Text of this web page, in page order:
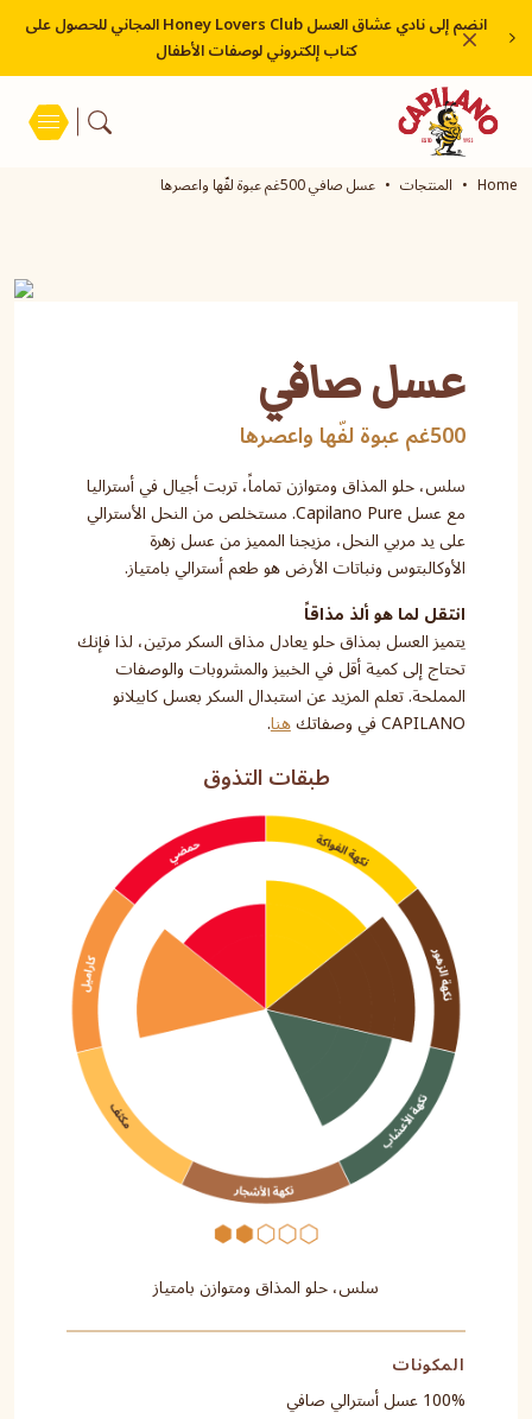
انضم إلى نادي عشاق العسل Honey Lovers Club المجاني للحصول على
كتاب إلكتروني لوصفات الأطفال
Home المنتجات عسل صافي 500غم عبوة لفّها واعصرها
عسل صافي
500غم عبوة لفّها واعصرها
سلس، حلو المذاق ومتوازن تماماً، تربت أجيال في أستراليا
مع عسل Capilano Pure. مستخلص من النحل الأسترالي
على يد مربي النحل، مزيجنا المميز من عسل زهرة
الأوكالبتوس ونباتات الأرض هو طعم أسترالي بامتياز.
انتقل لما هو ألذ مذاقاً
يتميز العسل بمذاق حلو يعادل مذاق السكر مرتين، لذا فإنك
تحتاج إلى كمية أقل في الخبيز والمشروبات والوصفات
المملحة. تعلم المزيد عن استبدال السكر بعسل كابيلانو
CAPILANO في وصفاتك هنا.
طبقات التذوق
سلس، حلو المذاق ومتوازن بامتياز
المكونات
100% عسل أسترالي صافي